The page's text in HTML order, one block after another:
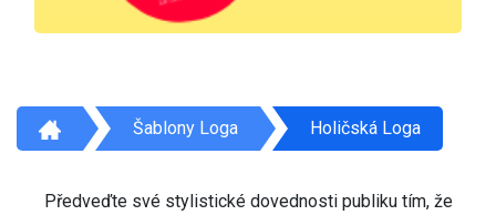
Šablony Loga Holičská Loga
Předveďte své stylistické dovednosti publiku tím, že